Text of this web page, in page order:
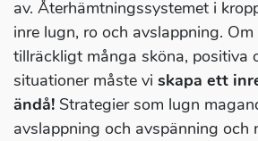
av. Återhämtningssystemet i
inre lugn, ro och avslappning.
tillräckligt många sköna, positiva
situationer måste vi skapa ett
ändå! Strategier som lugn
avslappning och avspänning och